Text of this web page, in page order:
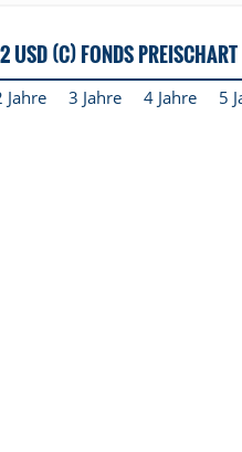
USD (C) FONDS PREISCHART
Jahre 3 Jahre 4 Jahre 5